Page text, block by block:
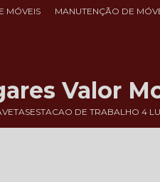
MÓVEIS MANUTENÇÃO DE
ESTACAO DE TRABALHO 4
Valor